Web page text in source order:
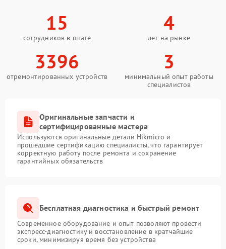
15
сотрудников в штате
4
лет на рынке
3396
отремонтированных устройств
3
минимальный опыт работы
специалистов
Оригинальные запчасти и
сертифицированные мастера
Используются оригинальные детали Hikmicro и
прошедшие сертификацию специалисты, что гарантирует
корректную работу после ремонта и сохранение
гарантийных обязательств
Бесплатная диагностика и быстрый ремонт
Современное оборудование и опыт позволяют провести
экспресс-диагностику и восстановление в кратчайшие
сроки, минимизируя время без устройства